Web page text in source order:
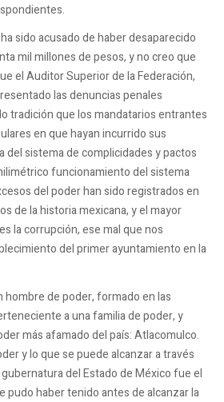
sido acusado de haber desaparecido
mil millones de pesos, y no creo que
el Auditor Superior de la Federación,
las denuncias penales
tradición que los mandatarios entrantes
en que hayan incurrido sus
del sistema de complicidades y pactos
funcionamiento del sistema
del poder han sido registrados en
de la historia mexicana, y el mayor
la corrupción, ese mal que nos
del primer ayuntamiento en la
hombre de poder, formado en las
a una familia de poder, y
más afamado del país: Atlacomulco.
y lo que se puede alcanzar a través
del Estado de México fue el
pudo haber tenido antes de alcanzar la